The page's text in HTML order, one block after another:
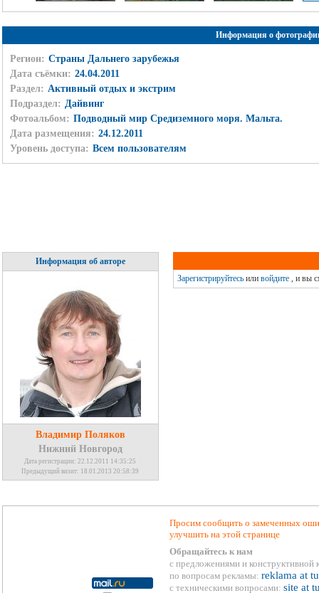
Информация о
Регион: Страны Дальнего зарубежья
Дата съёмки: 24.04.2011
Раздел: Активный отдых и экстрим
Подраздел: Дайвинг
Фотоальбом: Подводный мир Средиземного моря. Мальта.
Дата размещения: 24.12.2011
Уровень доступа: Всем пользователям
Информация об авторе
Владимир Поляков
Нижний Новгород
Дата регистрации: 22.12.2011 14:35:25
Предыдущий визит: 18.01.2013 20:58:39
Зарегистрируйтесьили войдите, и вы
Просим сообщить о замеченных
улучшить на этой странице
Обращайтесь к нам
с предложениями и конструктивной
по вопросам рекламы: reklama at
с техническими вопросами: site at